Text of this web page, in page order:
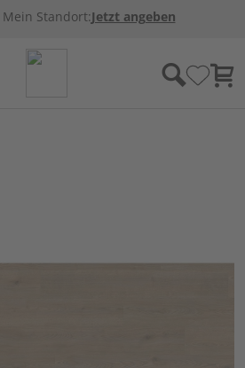
Mein Standort:Jetzt angeben